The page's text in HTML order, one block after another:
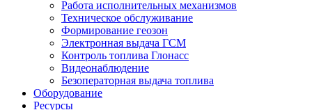
Работа исполнительных механизмов
Техническое обслуживание
Формирование геозон
Электронная выдача ГСМ
Контроль топлива Глонасс
Видеонаблюдение
Безоператорная выдача топлива
Оборудование
Ресурсы